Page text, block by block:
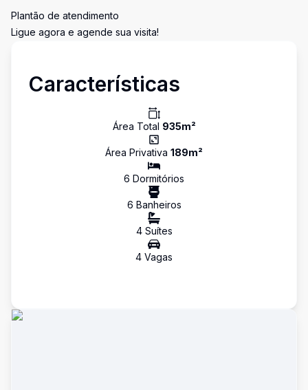
Plantão de atendimento
Ligue agora e agende sua visita!
Características
Área Total 935m²
Área Privativa 189m²
6 Dormitórios
6 Banheiros
4Suítes
4 Vagas